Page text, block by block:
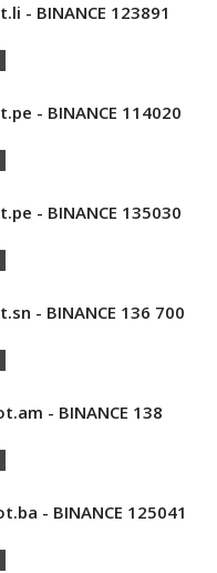
- BINANCE 123891
- BINANCE 114020
- BINANCE 135030
- BINANCE 136 700
- BINANCE 138
- BINANCE 125041